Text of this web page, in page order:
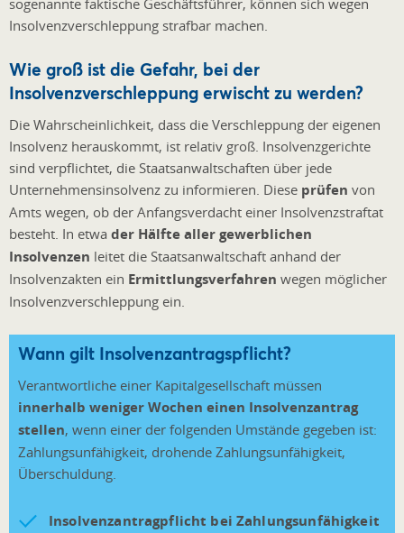
sogenannte faktische Geschäftsführer, können sich wegen
Insolvenzverschleppung strafbar machen.
Wie groß ist die Gefahr, bei der
Insolvenzverschleppung erwischt zu werden?
Die Wahrscheinlichkeit, dass die Verschleppung der eigenen
Insolvenz herauskommt, ist relativ groß. Insolvenzgerichte
sind verpflichtet, die Staatsanwaltschaften über jede
Unternehmensinsolvenz zu informieren. Diese prüfen von
Amts wegen, ob der Anfangsverdacht einer Insolvenzstraftat
besteht. In etwa der Hälfte aller gewerblichen
Insolvenzen leitet die Staatsanwaltschaft anhand der
Insolvenzakten ein Ermittlungsverfahren wegen möglicher
Insolvenzverschleppung ein.
Wann gilt Insolvenzantragspflicht?
Verantwortliche einer Kapitalgesellschaft müssen
innerhalb weniger Wochen einen Insolvenzantrag
stellen, wenn einer der folgenden Umstände gegeben ist:
Zahlungsunfähigkeit, drohende Zahlungsunfähigkeit,
Überschuldung.
Insolvenzantragpflicht bei Zahlungsunfähigkeit